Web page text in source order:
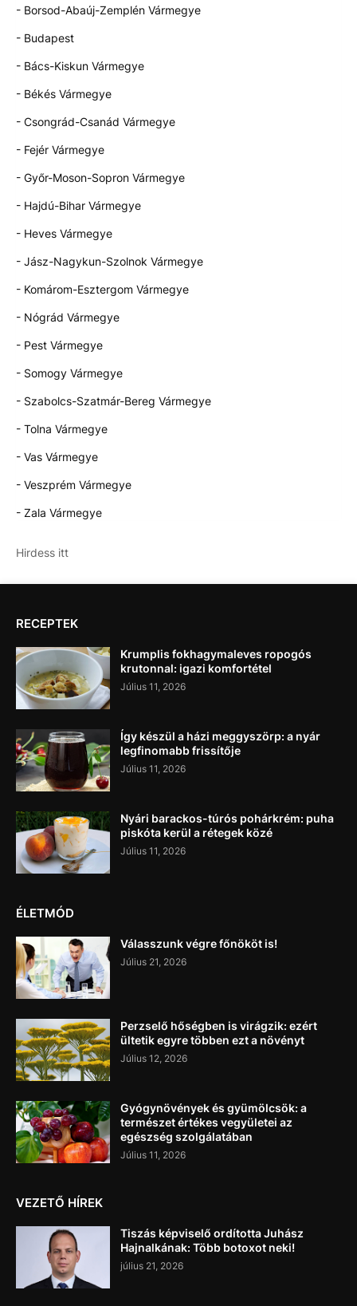
- Borsod-Abaúj-Zemplén Vármegye
- Budapest
- Bács-Kiskun Vármegye
- Békés Vármegye
- Csongrád-Csanád Vármegye
- Fejér Vármegye
- Győr-Moson-Sopron Vármegye
- Hajdú-Bihar Vármegye
- Heves Vármegye
- Jász-Nagykun-Szolnok Vármegye
- Komárom-Esztergom Vármegye
- Nógrád Vármegye
- Pest Vármegye
- Somogy Vármegye
- Szabolcs-Szatmár-Bereg Vármegye
- Tolna Vármegye
- Vas Vármegye
- Veszprém Vármegye
- Zala Vármegye
Hirdess itt
RECEPTEK
Krumplis fokhagymaleves ropogós
krutonnal: igazi komfortétel
Július 11, 2026
Így készül a házi meggyszörp: a nyár
legfinomabb frissítője
Július 11, 2026
Nyári barackos-túrós pohárkrém: puha
piskóta kerül a rétegek közé
Július 11, 2026
ÉLETMÓD
Válasszunk végre főnököt is!
Július 21, 2026
Perzselő hőségben is virágzik: ezért
ültetik egyre többen ezt a növényt
Július 12, 2026
Gyógynövények és gyümölcsök: a
természet értékes vegyületei az
egészség szolgálatában
Július 11, 2026
VEZETŐ HÍREK
Tiszás képviselő ordította Juhász
Hajnalkának: Több botoxot neki!
július 21, 2026